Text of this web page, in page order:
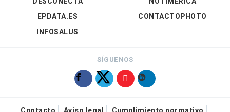
EPDATA.ES
INFOSALUS
CONTACTOPHOTO
SÍGUENOS